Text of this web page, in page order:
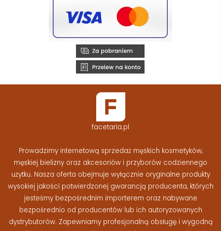
facetaria.pl
Prowadzimy internetową sprzedaż męskich kosmetyków,
męskiej bielizny oraz akcesoriów i przyborów codziennego
użytku. Nasza oferta obejmuje wyłącznie oryginalne produkty
wysokiej jakości potwierdzonej gwarancją producenta, których
jesteśmy bezpośrednim importerem oraz nabywane
bezpośrednio od producentów lub ich autoryzowanych
dystrybutorów. Zapewniamy profesjonalną obsługę i wygodną